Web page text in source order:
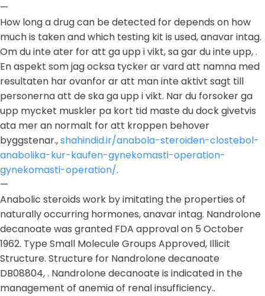
—
How long a drug can be detected for depends on how
much is taken and which testing kit is used, anavar intag.
Om du inte ater for att ga upp i vikt, sa gar du inte upp, .
En aspekt som jag ocksa tycker ar vard att namna med
resultaten har ovanfor ar att man inte aktivt sagt till
personerna att de ska ga upp i vikt. Nar du forsoker ga
upp mycket muskler pa kort tid maste du dock givetvis
ata mer an normalt for att kroppen behover
byggstenar.,shahindid.ir/anabola-steroiden-clostebol-
anabolika-kur-kaufen-gynekomasti-operation-
gynekomasti-operation/.
—
Anabolic steroids work by imitating the properties of
naturally occurring hormones, anavar intag. Nandrolone
decanoate was granted FDA approval on 5 October
1962. Type Small Molecule Groups Approved, Illicit
Structure. Structure for Nandrolone decanoate
DB08804, . Nandrolone decanoate is indicated in the
management of anemia of renal insufficiency..